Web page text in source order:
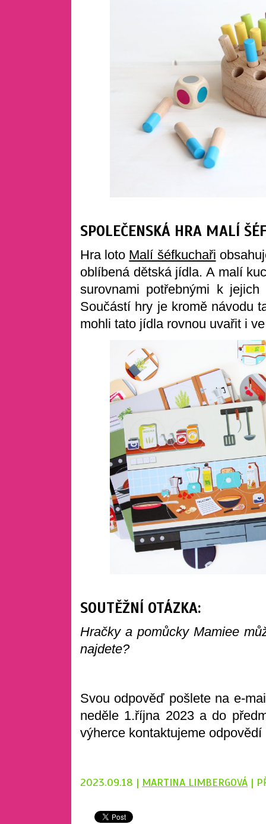
SPOLEČENSKÁ HRA MALÍ
Hra loto Malí šéfkuchaři
oblíbená dětská jídla. A malí
surovnami potřebnými k
Součástí hry je kromě návodu
mohli tato jídla rovnou uvařit i
SOUTĚŽNÍ OTÁZKA:
Hračky a pomůcky Mamiee
najdete?
Svou odpověď pošlete na e-
neděle 1.října 2023 a do
výherce kontaktujeme
2023.09.18 | MARTINA LIMBERGOVÁ |